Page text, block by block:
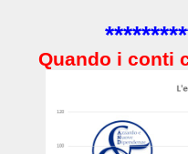
Quando i conti